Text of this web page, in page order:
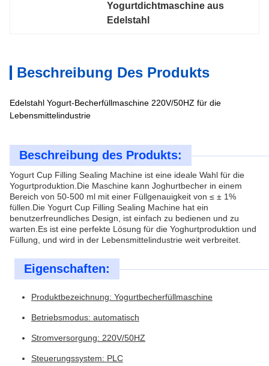
Yogurtdichtmaschine aus
Edelstahl
Beschreibung Des Produkts
Edelstahl Yogurt-Becherfüllmaschine 220V/50HZ für die
Lebensmittelindustrie
Beschreibung des Produkts:
Yogurt Cup Filling Sealing Machine ist eine ideale Wahl für die
Yogurtproduktion.Die Maschine kann Joghurtbecher in einem
Bereich von 50-500 ml mit einer Füllgenauigkeit von ≤ ± 1%
füllen.Die Yogurt Cup Filling Sealing Machine hat ein
benutzerfreundliches Design, ist einfach zu bedienen und zu
warten.Es ist eine perfekte Lösung für die Yoghurtproduktion und
Füllung, und wird in der Lebensmittelindustrie weit verbreitet.
Eigenschaften:
Produktbezeichnung: Yogurtbecherfüllmaschine
Betriebsmodus: automatisch
Stromversorgung: 220V/50HZ
Steuerungssystem: PLC